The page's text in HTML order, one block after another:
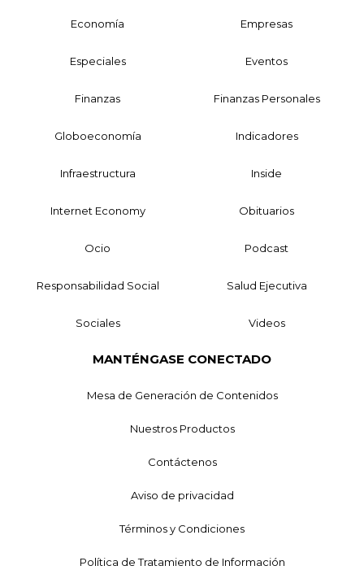
Economía Empresas
Especiales Eventos
Finanzas Finanzas Personales
Globoeconomía Indicadores
Infraestructura Inside
Internet Economy Obituarios
Ocio Podcast
Responsabilidad Social Salud Ejecutiva
Sociales Videos
MANTÉNGASE CONECTADO
Mesa de Generación de Contenidos
Nuestros Productos
Contáctenos
Aviso de privacidad
Términos y Condiciones
Política de Tratamiento de Información